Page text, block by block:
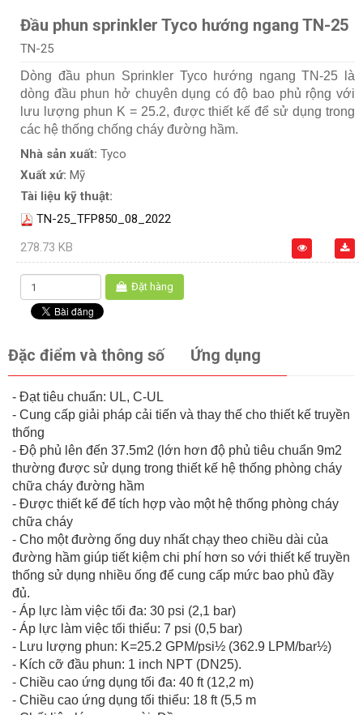
Đầu phun sprinkler Tyco hướng ngang TN-25
TN-25
Dòng đầu phun Sprinkler Tyco hướng ngang TN-25 là
dòng đầu phun hở chuyên dụng có độ bao phủ rộng với
lưu lượng phun K = 25.2, được thiết kế để sử dụng trong
các hệ thống chống cháy đường hầm.
Nhà sản xuất: Tyco
Xuất xứ: Mỹ
Tài liệu kỹ thuật:
TN-25_TFP850_08_2022
278.73 KB
Đặt hàng
Đặc điểm và thông số Ứng dụng
- Đạt tiêu chuẩn: UL, C-UL
- Cung cấp giải pháp cải tiến và thay thế cho thiết kế truyền
thống
- Độ phủ lên đến 37.5m2 (lớn hơn độ phủ tiêu chuẩn 9m2
thường được sử dụng trong thiết kế hệ thống phòng cháy
chữa cháy đường hầm
- Được thiết kế để tích hợp vào một hệ thống phòng cháy
chữa cháy
- Cho một đường ống duy nhất chạy theo chiều dài của
đường hầm giúp tiết kiệm chi phí hơn so với thiết kế truyền
thống sử dụng nhiều ống để cung cấp mức bao phủ đầy
đủ.
- Áp lực làm việc tối đa: 30 psi (2,1 bar)
- Áp lực làm việc tối thiểu: 7 psi (0,5 bar)
- Lưu lượng phun: K=25.2 GPM/psi½ (362.9 LPM/bar½)
- Kích cỡ đầu phun: 1 inch NPT (DN25).
- Chiều cao ứng dụng tối đa: 40 ft (12,2 m)
- Chiều cao ứng dụng tối thiểu: 18 ft (5,5 m